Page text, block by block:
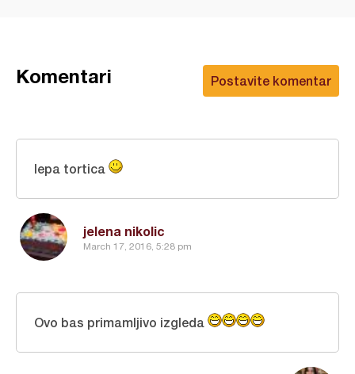
Postavite komentar
Komentari
jelena nikolic
March 17, 2016, 5:28 pm
lepa tortica
Ovo bas primamljivo izgleda